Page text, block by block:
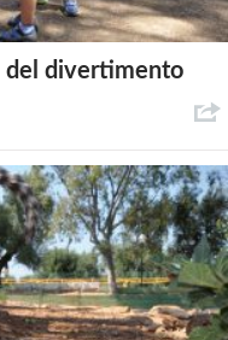
del divertimento